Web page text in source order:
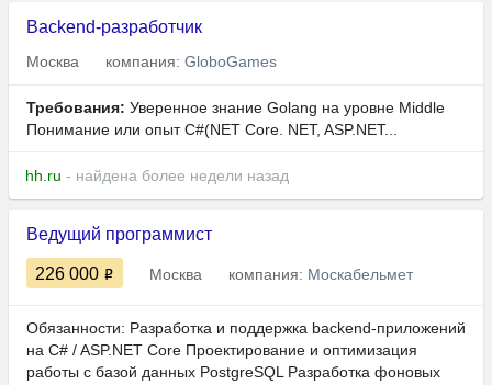
Backend-разработчик
Москва компания: GloboGames
Требования: Уверенное знание Golang на уровне Middle
Понимание или опыт C#(NET Core. NET, ASP.NET...
hh.ru - найдена более недели назад
Ведущий программист
226 000 Москва компания: Москабельмет
Обязанности: Разработка и поддержка backend-приложений
на C# / ASP.NET Core Проектирование и оптимизация
работы с базой данных PostgreSQL Разработка фоновых